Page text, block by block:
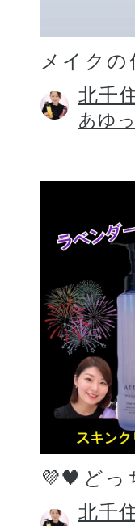
メイクの
北千
あゆ
💜🖤どっ
北千